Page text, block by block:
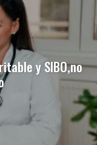
y SIBO,no